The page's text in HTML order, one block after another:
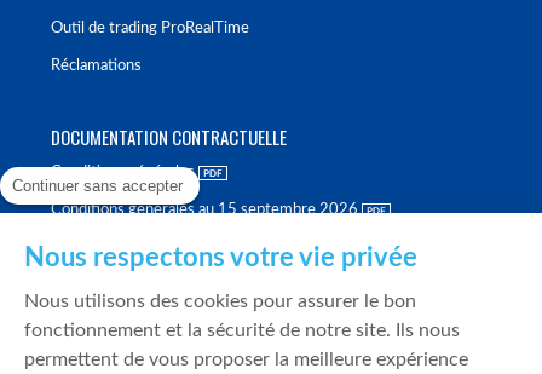
Outil de trading ProRealTime
Réclamations
DOCUMENTATION CONTRACTUELLE
Conditions générales
Conditions générales au 15 septembre 2026
Politique de meilleure sélection
Politique de durabilité
Continuer sans accepter
Nous respectons votre vie privée
Nous utilisons des cookies pour assurer le bon
fonctionnement et la sécurité de notre site. Ils nous
permettent de vous proposer la meilleure expérience